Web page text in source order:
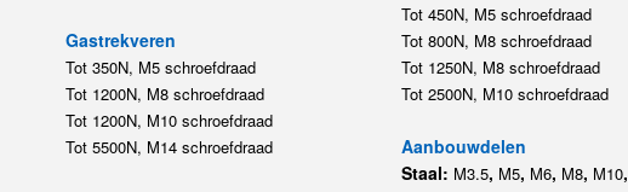
Gastrekveren
Tot 350N, M5 schroefdraad
Tot 1200N, M8 schroefdraad
Tot 1200N, M10 schroefdraad
Tot 5500N, M14 schroefdraad
Tot 450N, M5 schroefdraad
Tot 800N, M8 schroefdraad
Tot 1250N, M8 schroefdraad
Tot 2500N, M10 schroefdraad
Aanbouwdelen
Staal: M3.5, M5, M6, M8, M10,